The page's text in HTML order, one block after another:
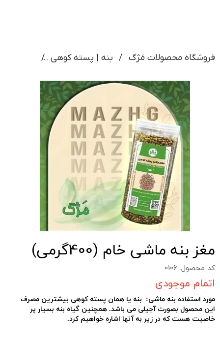
فروشگاه محصولات مَژگ بنه | پسته کوهی
مغز بنه ماشی خام (400گرمی)
کد محصول: 0106
اتمام موجودی
مورد استفاده بنه ماشی: بنه یا همان پسته کوهی بیشترین مصرف
این محصول بصورت آجیلی می باشد. همچنین گیاه بنه بسیار پر
خاصیت هست که در زیر به آنها اشاره خواهیم کرد.